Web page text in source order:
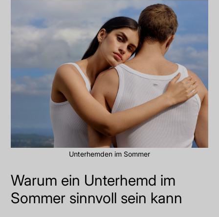
Unterhemden im Sommer
Warum ein Unterhemd im
Sommer sinnvoll sein kann